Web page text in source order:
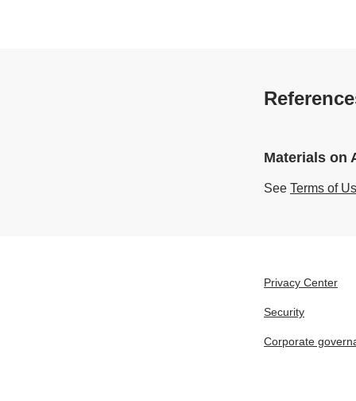
Materials on
See Terms of
Privacy Center
Security
Corporate